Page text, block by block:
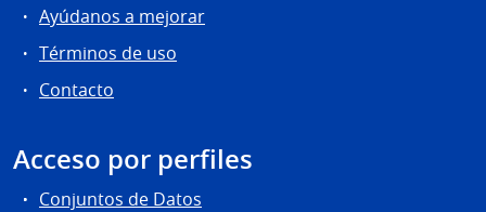
Ayúdanos a mejorar
Términos de uso
Contacto
Acceso por perfiles
Conjuntos de Datos